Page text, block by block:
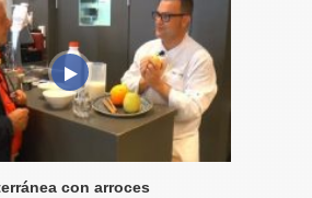
con arroces